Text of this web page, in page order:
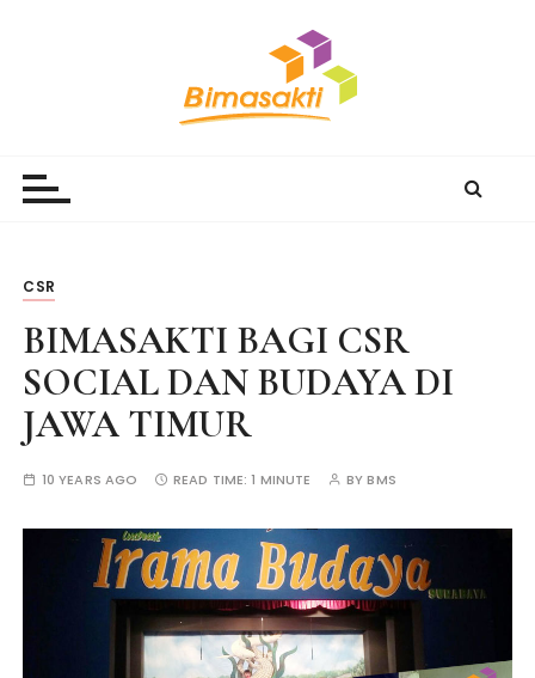
CSR
BIMASAKTI BAGI CSR
SOCIAL DAN BUDAYA DI
JAWA TIMUR
10 YEARS AGO READ TIME:1 MINUTE BYBMS